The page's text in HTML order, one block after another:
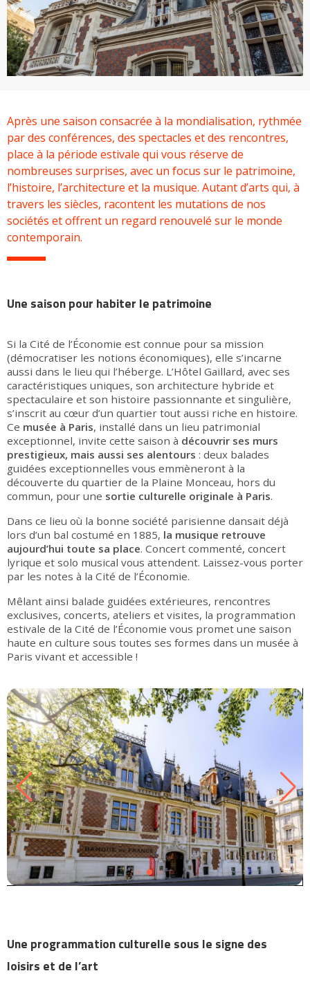
Après une saison consacrée à la mondialisation, rythmée
par des conférences, des spectacles et des rencontres,
place à la période estivale qui vous réserve de
nombreuses surprises, avec un focus sur le patrimoine,
l’histoire, l’architecture et la musique. Autant d’arts qui, à
travers les siècles, racontent les mutations de nos
sociétés et offrent un regard renouvelé sur le monde
contemporain.
Une saison pour habiter le patrimoine
Si la Cité de l’Économie est connue pour sa mission
(démocratiser les notions économiques), elle s’incarne
aussi dans le lieu qui l’héberge. L’Hôtel Gaillard, avec ses
caractéristiques uniques, son architecture hybride et
spectaculaire et son histoire passionnante et singulière,
s’inscrit au cœur d’un quartier tout aussi riche en histoire.
Ce musée à Paris, installé dans un lieu patrimonial
exceptionnel, invite cette saison à découvrir ses murs
prestigieux, mais aussi ses alentours : deux balades
guidées exceptionnelles vous emmèneront à la
découverte du quartier de la Plaine Monceau, hors du
commun, pour une sortie culturelle originale à Paris.
Dans ce lieu où la bonne société parisienne dansait déjà
lors d’un bal costumé en 1885, la musique retrouve
aujourd’hui toute sa place. Concert commenté, concert
lyrique et solo musical vous attendent. Laissez-vous porter
par les notes à la Cité de l’Économie.
Mêlant ainsi balade guidées extérieures, rencontres
exclusives, concerts, ateliers et visites, la programmation
estivale de la Cité de l’Économie vous promet une saison
haute en culture sous toutes ses formes dans un musée à
Paris vivant et accessible !
Une programmation culturelle sous le signe des
loisirs et de l’art